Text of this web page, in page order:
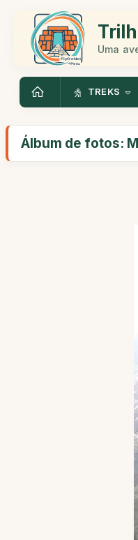
Uma
TREKS
Álbum de fotos: